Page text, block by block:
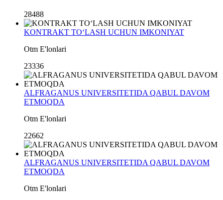
28488
KONTRAKT TO‘LASH UCHUN IMKONIYAT
Otm E'lonlari
23336
ALFRAGANUS UNIVERSITETIDA QABUL DAVOM
ETMOQDA
Otm E'lonlari
22662
ALFRAGANUS UNIVERSITETIDA QABUL DAVOM
ETMOQDA
Otm E'lonlari